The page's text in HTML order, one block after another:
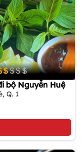
bộ Nguyễn Huệ
Q. 1